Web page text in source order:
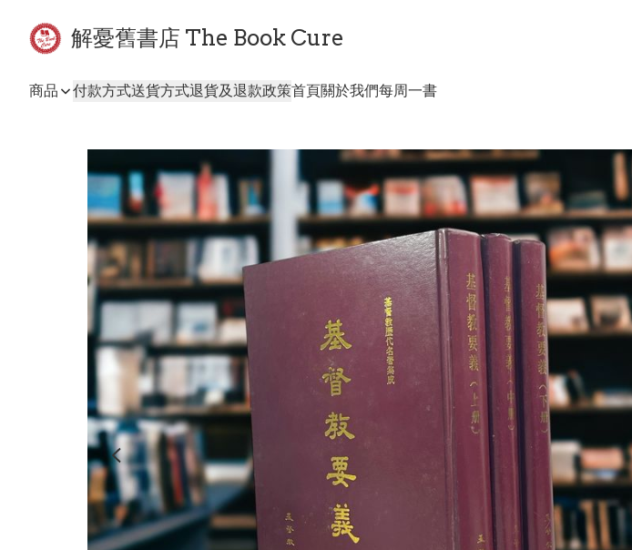
解憂舊書店 The Book Cure
商品 付款方式送貨方式退貨及退款政策首頁關於我們每周一書